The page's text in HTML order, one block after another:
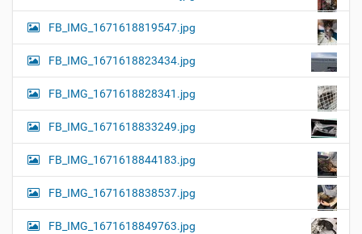
FB_IMG_1671618819547.jpg
FB_IMG_1671618823434.jpg
FB_IMG_1671618828341.jpg
FB_IMG_1671618833249.jpg
FB_IMG_1671618844183.jpg
FB_IMG_1671618838537.jpg
FB_IMG_1671618849763.jpg